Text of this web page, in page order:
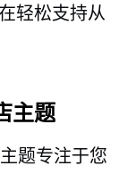
轻松支持从
主题
题专注于您